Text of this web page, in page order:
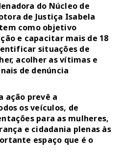
do Núcleo de
de Justiça Isabela
como objetivo
e capacitar mais de 18
situações de
acolher as vítimas e
de denúncia
ação prevê a
os veículos, de
para as mulheres,
e cidadania plenas às
espaço que é o